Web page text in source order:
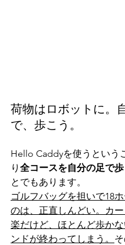
荷物はロボットに。
で、歩こう。
Hello Caddyを使うという
り 全コースを自分の足で歩
とでもあります。
ゴルフバッグを担いで18ホ
のは、正直しんどい。カ
楽だけど、ほとんど歩か
ンドが終わってしまう。